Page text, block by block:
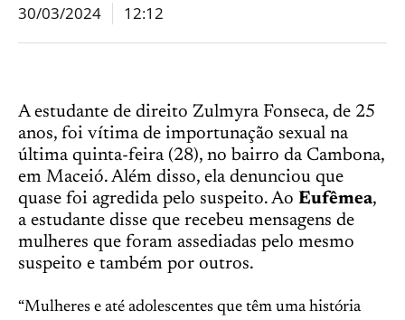
30/03/2024
12:12
A estudante de direito Zulmyra Fonseca, de 25
anos, foi vítima de importunação sexual na
última quinta-feira (28), no bairro da Cambona,
em Maceió. Além disso, ela denunciou que
quase foi agredida pelo suspeito. Ao Eufêmea,
a estudante disse que recebeu mensagens de
mulheres que foram assediadas pelo mesmo
suspeito e também por outros.
“Mulheres e até adolescentes que têm uma história